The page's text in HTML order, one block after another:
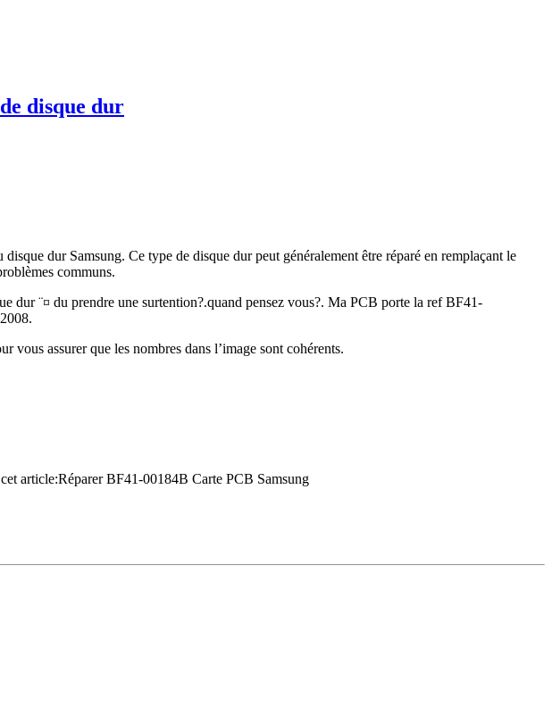
disque dur
dur Samsung. Ce type de disque dur peut généralement être réparé en remplaçant le
communs.
dur ¨¤ du prendre une surtention?.quand pensez vous?. Ma PCB porte la ref BF41-
assurer que les nombres dans l’image sont cohérents.
article:Réparer BF41-00184B Carte PCB Samsung